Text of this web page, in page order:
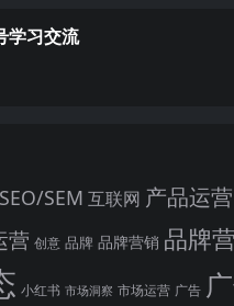
学习交流
SEO/SEM 互联网 产品运营
营 创意 品牌 品牌营销 品牌
小红书 市场洞察 市场运营 广告